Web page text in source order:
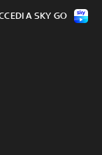
A SKY GO